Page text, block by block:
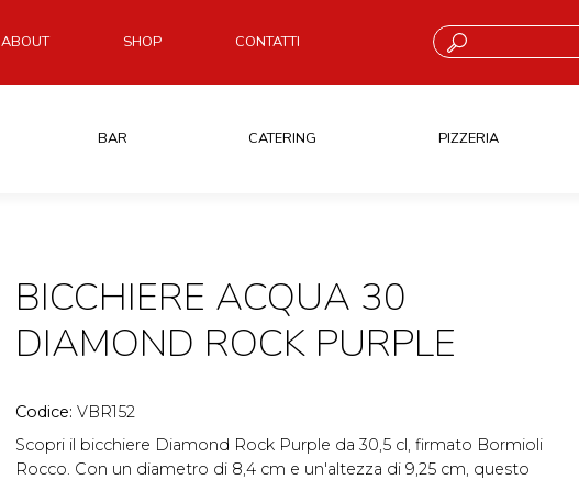
ABOUT SHOP CONTATTI Cosa stai cercando?
BAR CATERING PIZZERIA
BICCHIERE ACQUA 30
DIAMOND ROCK PURPLE
Codice: VBR152
Scopri il bicchiere Diamond Rock Purple da 30,5 cl, firmato Bormioli
Rocco. Con un diametro di 8,4 cm e un'altezza di 9,25 cm, questo